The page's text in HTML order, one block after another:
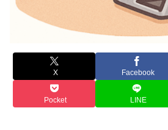
X Facebook
Pocket LINE